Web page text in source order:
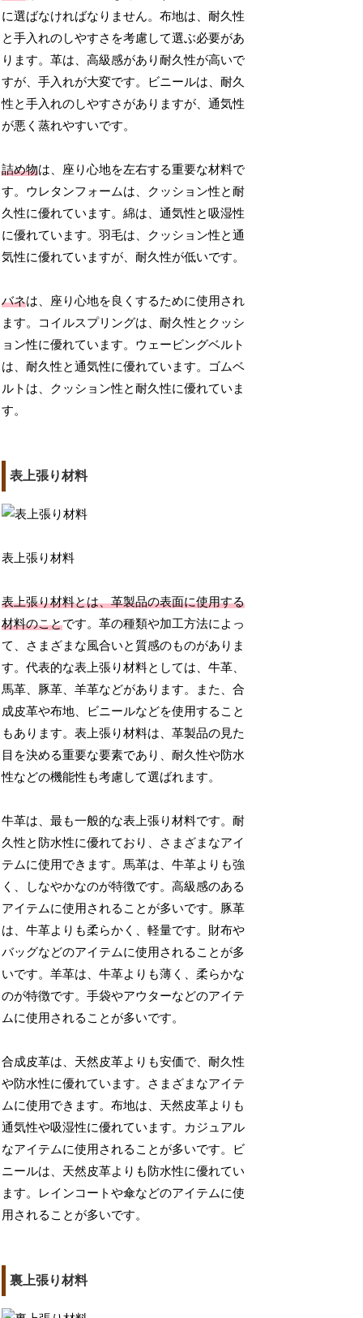
に選ばなければなりません。布地は、耐久性
と手入れのしやすさを考慮して選ぶ必要があ
ります。革は、高級感があり耐久性が高いで
すが、手入れが大変です。ビニールは、耐久
性と手入れのしやすさがありますが、通気性
が悪く蒸れやすいです。
詰め物は、座り心地を左右する重要な材料で
す。ウレタンフォームは、クッション性と耐
久性に優れています。綿は、通気性と吸湿性
に優れています。羽毛は、クッション性と通
気性に優れていますが、耐久性が低いです。
バネは、座り心地を良くするために使用され
ます。コイルスプリングは、耐久性とクッシ
ョン性に優れています。ウェービングベルト
は、耐久性と通気性に優れています。ゴムベ
ルトは、クッション性と耐久性に優れていま
す。
表上張り材料
表上張り材料
表上張り材料とは、革製品の表面に使用する
材料のことです。革の種類や加工方法によっ
て、さまざまな風合いと質感のものがありま
す。代表的な表上張り材料としては、牛革、
馬革、豚革、羊革などがあります。また、合
成皮革や布地、ビニールなどを使用すること
もあります。表上張り材料は、革製品の見た
目を決める重要な要素であり、耐久性や防水
性などの機能性も考慮して選ばれます。
牛革は、最も一般的な表上張り材料です。耐
久性と防水性に優れており、さまざまなアイ
テムに使用できます。馬革は、牛革よりも強
く、しなやかなのが特徴です。高級感のある
アイテムに使用されることが多いです。豚革
は、牛革よりも柔らかく、軽量です。財布や
バッグなどのアイテムに使用されることが多
いです。羊革は、牛革よりも薄く、柔らかな
のが特徴です。手袋やアウターなどのアイテ
ムに使用されることが多いです。
合成皮革は、天然皮革よりも安価で、耐久性
や防水性に優れています。さまざまなアイテ
ムに使用できます。布地は、天然皮革よりも
通気性や吸湿性に優れています。カジュアル
なアイテムに使用されることが多いです。ビ
ニールは、天然皮革よりも防水性に優れてい
ます。レインコートや傘などのアイテムに使
用されることが多いです。
裏上張り材料